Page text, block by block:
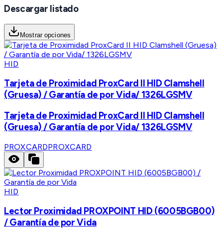
Descargar listado
Mostrar opciones
HID
Tarjeta de Proximidad ProxCard II HID Clamshell
(Gruesa) / Garantía de por Vida/ 1326LGSMV
Tarjeta de Proximidad ProxCard II HID Clamshell
(Gruesa) / Garantía de por Vida/ 1326LGSMV
PROXCARDPROXCARD
HID
Lector Proximidad PROXPOINT HID (6005BGB00)
/ Garantía de por Vida